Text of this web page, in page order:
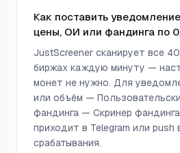
Как поставить
цены, ОИ или фандинга по
JustScreener сканирует все
биржах каждую минуту —
монет не нужно. Для
или объём —
фандинга — Скринер
приходит в Telegram или push
срабатывания.